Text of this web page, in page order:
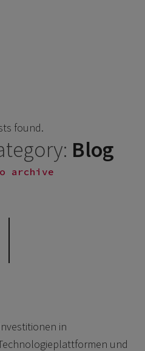
found.
Blog
archive
in
und